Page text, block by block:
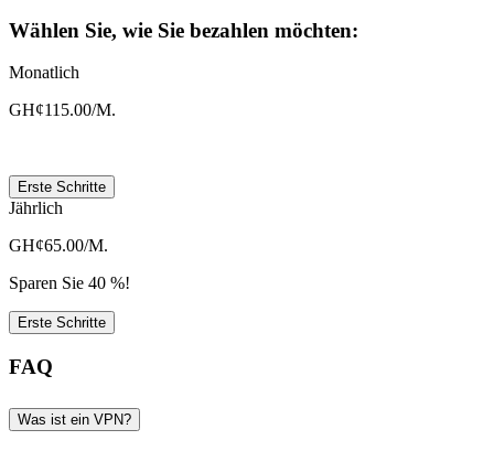
Wählen Sie, wie Sie bezahlen möchten:
Monatlich
GH¢115.00/M.
Erste Schritte
Jährlich
GH¢65.00/M.
Sparen Sie 40 %!
Erste Schritte
FAQ
Was ist ein VPN?